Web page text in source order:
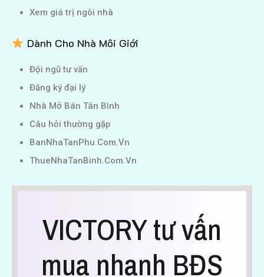
Xem giá trị ngôi nhà
Dành Cho Nhà Môi Giới
Đội ngũ tư vấn
Đăng ký đại lý
Nhà Mở Bán Tân Bình
Câu hỏi thường gặp
BanNhaTanPhu.Com.Vn
ThueNhaTanBinh.Com.Vn
VICTORY tư vấn
mua nhanh BĐS